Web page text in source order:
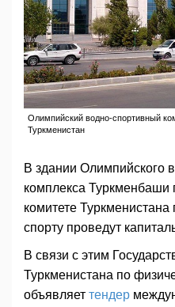
Олимпийский водно-спортивный
Туркменистан
В здании Олимпийского
комплекса Туркменбаши
комитете Туркменистана
спорту проведут
В связи с этим
Туркменистана по
объявляет тендер